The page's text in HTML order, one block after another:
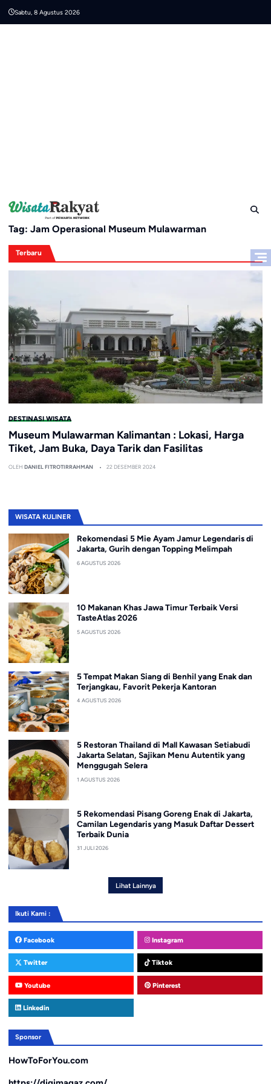
Sabtu, 8 Agustus 2026
Tag: Jam Operasional Museum Mulawarman
Terbaru
DESTINASI WISATA
Museum Mulawarman Kalimantan : Lokasi, Harga
Tiket, Jam Buka, Daya Tarik dan Fasilitas
OLEH DANIEL FITROTIRRAHMAN 22 DESEMBER 2024
WISATA KULINER
Rekomendasi 5 Mie Ayam Jamur Legendaris di
Jakarta, Gurih dengan Topping Melimpah
6 AGUSTUS 2026
10 Makanan Khas Jawa Timur Terbaik Versi
TasteAtlas 2026
5 AGUSTUS 2026
5 Tempat Makan Siang di Benhil yang Enak dan
Terjangkau, Favorit Pekerja Kantoran
4 AGUSTUS 2026
5 Restoran Thailand di Mall Kawasan Setiabudi
Jakarta Selatan, Sajikan Menu Autentik yang
Menggugah Selera
1 AGUSTUS 2026
5 Rekomendasi Pisang Goreng Enak di Jakarta,
Camilan Legendaris yang Masuk Daftar Dessert
Terbaik Dunia
31 JULI 2026
Lihat Lainnya
Ikuti Kami :
Facebook Instagram
Twitter Tiktok
Youtube Pinterest
Linkedin
Sponsor
HowToForYou.com